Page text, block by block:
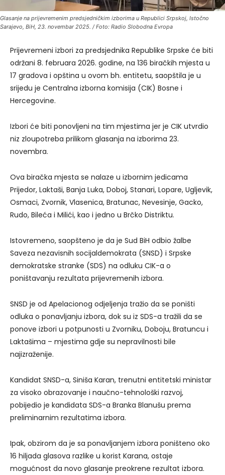
Glasanje na prijevremenim predsjedničkim izborima u Republici Srpskoj, Istočno
Sarajevo, BiH, 23. novembar 2025. / Foto: Radio Slobodna Evropa
Prijevremeni izbori za predsjednika Republike Srpske će biti
održani 8. februara 2026. godine, na 136 biračkih mjesta u
17 gradova i opština u ovom bh. entitetu, saopštila je u
srijedu je Centralna izborna komisija (CIK) Bosne i
Hercegovine.
Izbori će biti ponovljeni na tim mjestima jer je CIK utvrdio
niz zloupotreba prilikom glasanja na izborima 23.
novembra.
Ova biračka mjesta se nalaze u izbornim jedicama
Prijedor, Laktaši, Banja Luka, Doboj, Stanari, Lopare, Ugljevik,
Osmaci, Zvornik, Vlasenica, Bratunac, Nevesinje, Gacko,
Rudo, Bileća i Milići, kao i jedno u Brčko Distriktu.
Istovremeno, saopšteno je da je Sud BiH odbio žalbe
Saveza nezavisnih socijaldemokrata (SNSD) i Srpske
demokratske stranke (SDS) na odluku CIK-a o
poništavanju rezultata prijevremenih izbora.
SNSD je od Apelacionog odjeljenja tražio da se poništi
odluka o ponavljanju izbora, dok su iz SDS-a tražili da se
ponove izbori u potpunosti u Zvorniku, Doboju, Bratuncu i
Laktašima – mjestima gdje su nepravilnosti bile
najizraženije.
Kandidat SNSD-a, Siniša Karan, trenutni entitetski ministar
za visoko obrazovanje i naučno-tehnološki razvoj,
pobijedio je kandidata SDS-a Branka Blanušu prema
preliminarnim rezultatima izbora.
Ipak, obzirom da je sa ponavljanjem izbora poništeno oko
16 hiljada glasova razlike u korist Karana, ostaje
mogućnost da novo glasanje preokrene rezultat izbora.